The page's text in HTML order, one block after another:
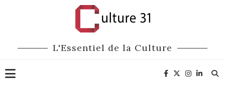
L'Essentiel de la Culture